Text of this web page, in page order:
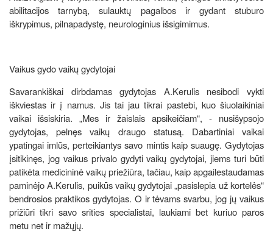
abilitacijos tarnybą, sulauktų pagalbos ir gydant stuburo
iškrypimus, pilnapadystę, neurologinius išsigimimus.
Vaikus gydo vaikų gydytojai
Savarankiškai dirbdamas gydytojas A.Kerulis nesibodi vykti
iškviestas ir į namus. Jis tai jau tikrai pastebi, kuo šiuolaikiniai
vaikai išsiskiria. „Mes ir žaislais apsikeičiam“, - nusišypsojo
gydytojas, pelnęs vaikų draugo statusą. Dabartiniai vaikai
ypatingai imlūs, perteikiantys savo mintis kaip suaugę. Gydytojas
įsitikinęs, jog vaikus privalo gydyti vaikų gydytojai, jiems turi būti
patikėta medicininė vaikų priežiūra, tačiau, kaip apgailestaudamas
paminėjo A.Kerulis, puikūs vaikų gydytojai „pasislepia už kortelės“
bendrosios praktikos gydytojas. O ir tėvams svarbu, jog jų vaikus
prižiūri tikri savo srities specialistai, laukiami bet kuriuo paros
metu net ir mažųjų.